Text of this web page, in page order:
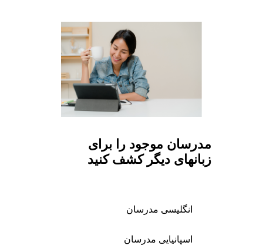
مدرسان موجود را برای
زبانهای دیگر کشف کنید
انگلیسی مدرسان
اسپانیایی مدرسان